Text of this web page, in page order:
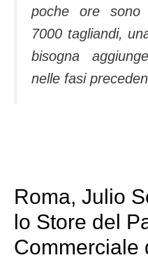
poche ore sono
7000 tagliandi,
bisogna
nelle fasi
Roma, Julio
lo Store del
Commerciale